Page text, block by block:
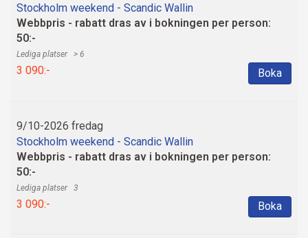
Stockholm weekend - Scandic Wallin
Webbpris - rabatt dras av i bokningen per person:
50:-
> 6
3 090:- Boka
9/10-2026 fredag
Stockholm weekend - Scandic Wallin
Webbpris - rabatt dras av i bokningen per person:
50:-
3
3 090:- Boka